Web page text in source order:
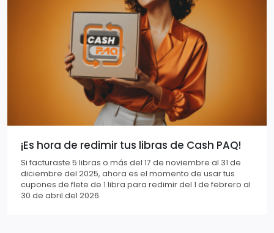
¡Es hora de redimir tus libras de Cash PAQ!
Si facturaste 5 libras o más del 17 de noviembre al 31 de
diciembre del 2025, ahora es el momento de usar tus
cupones de flete de 1 libra para redimir del 1 de febrero al
30 de abril del 2026.